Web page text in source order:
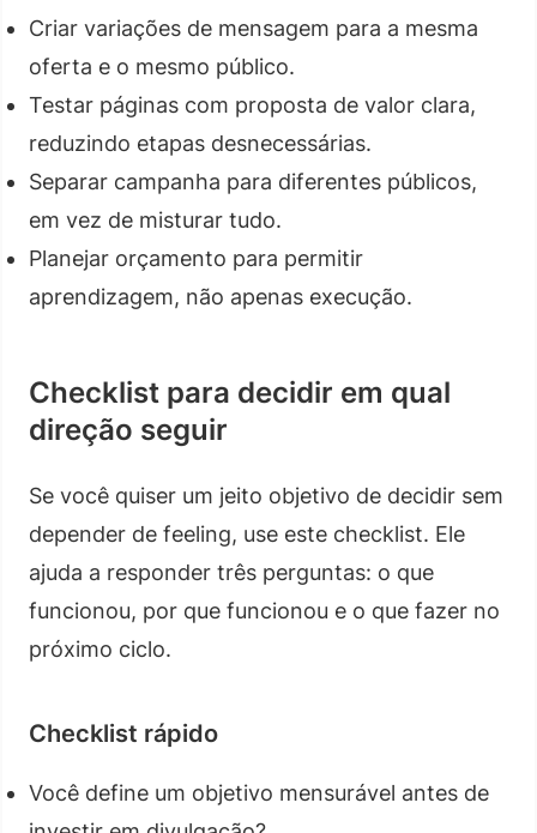
Criar variações de mensagem para a mesma
oferta e o mesmo público.
Testar páginas com proposta de valor clara,
reduzindo etapas desnecessárias.
Separar campanha para diferentes públicos,
em vez de misturar tudo.
Planejar orçamento para permitir
aprendizagem, não apenas execução.
Checklist para decidir em qual
direção seguir
Se você quiser um jeito objetivo de decidir sem
depender de feeling, use este checklist. Ele
ajuda a responder três perguntas: o que
funcionou, por que funcionou e o que fazer no
próximo ciclo.
Checklist rápido
Você define um objetivo mensurável antes de